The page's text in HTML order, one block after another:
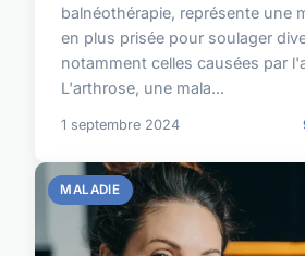
balnéothérapie, représente une
en plus prisée pour soulager
notamment celles causées par
L'arthrose, une mala...
1 septembre 2024
MALADIE